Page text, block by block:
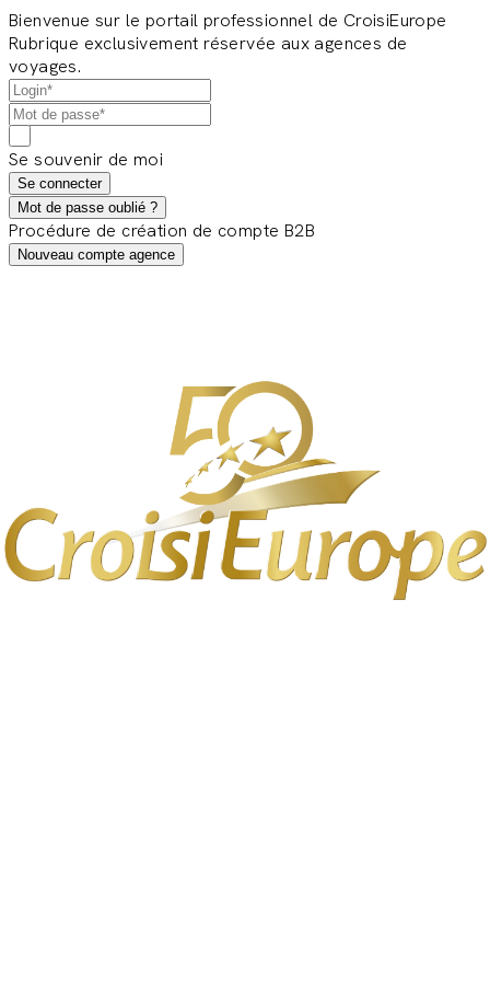
Bienvenue sur le portail professionnel de CroisiEurope
Rubrique exclusivement réservée aux agences de
voyages.
Se souvenir de moi
Se connecter
Mot de passe oublié ?
Procédure de création de compte B2B
Nouveau compte agence